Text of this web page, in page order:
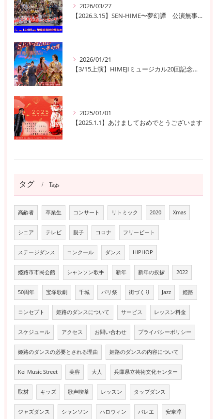
2026/03/27
【2026.3.15】SEN-HIME〜夢幻譚 公演無事終了
2026/01/21
【3/15上演】HIMEJIミュージカル20回記念公演！ 姫路の歴史と夢が交錯する『SEN-HIME〜夢幻譚』
2025/01/01
【2025.1.1】あけましておめでとうございます
タグ Tags
高齢者 卒業生 コンサート リトミック 2020 Xmas
シニア テレビ 親子 コロナ フリービート
ステージダンス コンクール ダンス HIPHOP
姫路市市民会館 シャンソン歌手 新年 新年の挨拶 2022
50周年 宝塚歌劇 千城 パリ祭 街づくり Jazz 姫路
コンセプト 姫路のダンスについて サービス レッスン料金
スケジュール アクセス お問い合わせ プライバシーポリシー
姫路のダンスの必要とされる理由 姫路のダンスの内容について
Kei Music Street 美容 大人 兵庫県立芸術文化センター
取材 キッズ 歌声喫茶 レッスン タップダンス
ジャズダンス シャンソン ハロウィン バレエ 安奈淳